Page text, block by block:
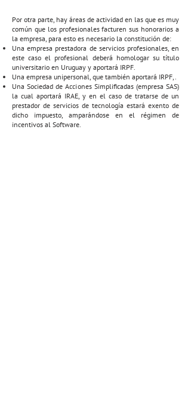
Por otra parte, hay áreas de actividad en las que es muy
común que los profesionales facturen sus honorarios a
la empresa, para esto es necesario la constitución de:
Una empresa prestadora de servicios profesionales, en
este caso el profesional deberá homologar su título
universitario en Uruguay y aportará IRPF.
Una empresa unipersonal, que también aportará IRPF,.
Una Sociedad de Acciones Simplificadas (empresa SAS)
la cual aportará IRAE, y en el caso de tratarse de un
prestador de servicios de tecnología estará exento de
dicho impuesto, amparándose en el régimen de
incentivos al Software.